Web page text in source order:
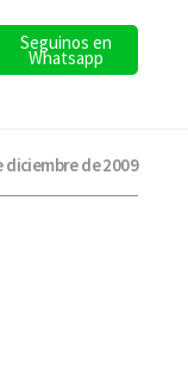
Seguinos en
Whatsapp
diciembre de 2009